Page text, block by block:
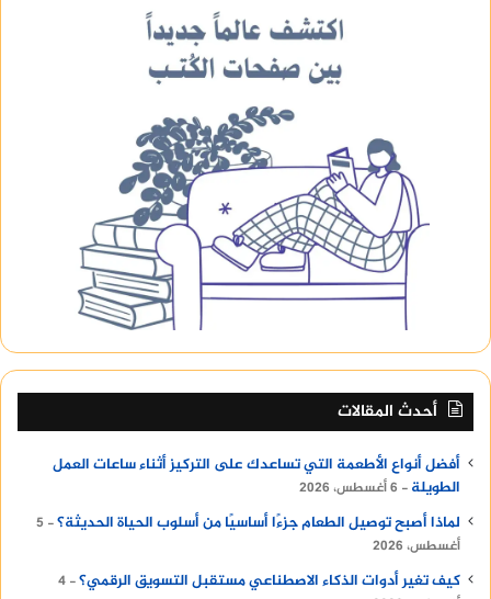
أحدث المقالات
أفضل أنواع الأطعمة التي تساعدك على التركيز أثناء ساعات العمل
الطويلة
6 أغسطس، 2026
لماذا أصبح توصيل الطعام جزءًا أساسيًا من أسلوب الحياة الحديثة؟
5
أغسطس، 2026
كيف تغير أدوات الذكاء الاصطناعي مستقبل التسويق الرقمي؟ 4